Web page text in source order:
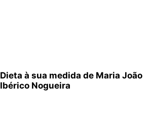
Dieta à sua medida de Maria João
Ibérico Nogueira